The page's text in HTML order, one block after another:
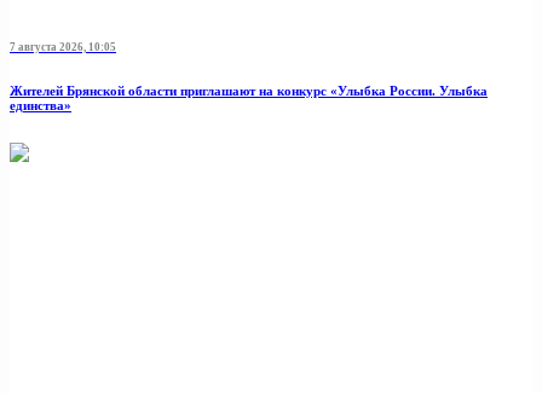
7 августа 2026, 10:05
Жителей Брянской области приглашают на конкурс «Улыбка России. Улыбка
единства»